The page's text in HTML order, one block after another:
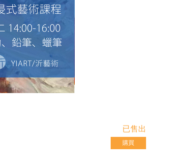
已售出
購買